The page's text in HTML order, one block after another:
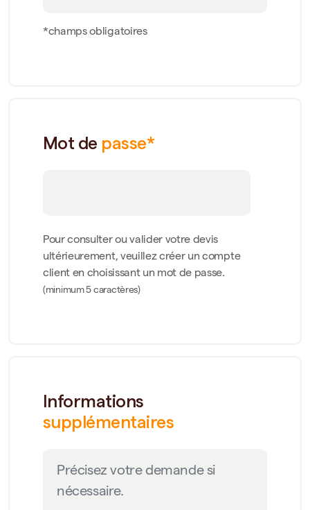
*champs obligatoires
Mot de passe*
Pour consulter ou valider votre devis
ultérieurement, veuillez créer un compte
client en choisissant un mot de passe.
(minimum 5 caractères)
Informations
supplémentaires